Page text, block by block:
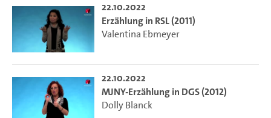
22.10.2022
Erzählung in RSL (2011)
Valentina Ebmeyer
22.10.2022
MJNY-Erzählung in DGS (2012)
Dolly Blanck